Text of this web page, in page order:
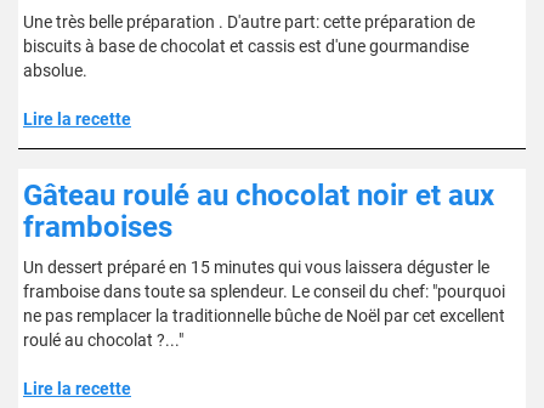
Une très belle préparation . D'autre part: cette préparation de
biscuits à base de chocolat et cassis est d'une gourmandise
absolue.
Lire la recette
Gâteau roulé au chocolat noir et aux
framboises
Un dessert préparé en 15 minutes qui vous laissera déguster le
framboise dans toute sa splendeur. Le conseil du chef: "pourquoi
ne pas remplacer la traditionnelle bûche de Noël par cet excellent
roulé au chocolat ?..."
Lire la recette